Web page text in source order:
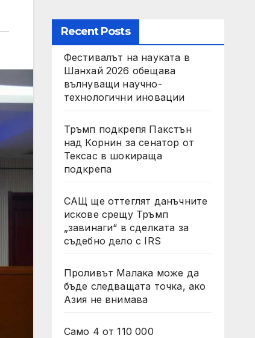
Recent Posts
Фестивалът на науката в
Шанхай 2026 обещава
вълнуващи научно-
технологични иновации
Тръмп подкрепя Пакстън
над Корнин за сенатор от
Тексас в шокираща
подкрепа
САЩ ще оттеглят данъчните
искове срещу Тръмп
„завинаги“ в сделката за
съдебно дело с IRS
Проливът Малака може да
бъде следващата точка, ако
Азия не внимава
Само 4 от 110 000